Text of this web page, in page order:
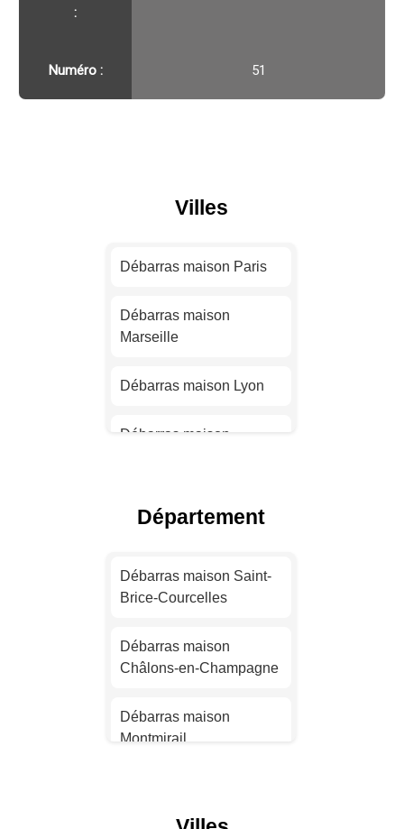
:
Numéro : 51
Villes
Débarras maison Paris
Débarras maison
Marseille
Débarras maison Lyon
Débarras maison
Débarras maison Nice
Débarras maison
Débarras maison
Débarras maison
Département
Débarras maison Saint-
Brice-Courcelles
Débarras maison
Châlons-en-Champagne
Débarras maison
Montmirail